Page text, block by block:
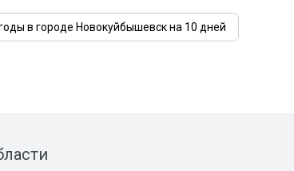
в городе Новокуйбышевск на 10 дней